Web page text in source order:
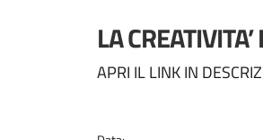
LA
Dettagli
APRI IL LINK IN